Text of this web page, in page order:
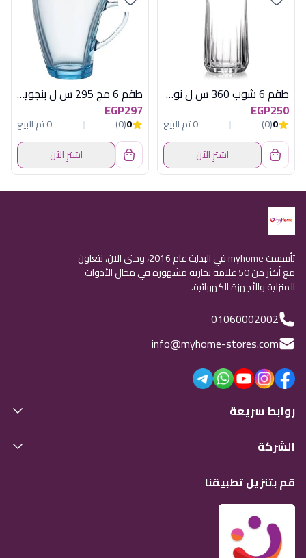
طقم 6 شوب 360 س ل نوفا سادة باسابتشة
EGP250
0
(0)
0 تم البيع
اشترِ الآن
طقم 6 مج 295 س ل بنجوين تركواز باشابتشى
EGP297
0
(0)
0 تم البيع
اشترِ الآن
تأسست myhome في البداية عام 2016، وحتى الآن، نتعاون
مع أكثر من 50 علامة تجارية مشهورة في مجال الأدوات
المنزلية والأجهزة الكهربائية.
01060002002
info@myhome-stores.com
روابط سريعة
الشركة
قم بتنزيل تطبيقنا